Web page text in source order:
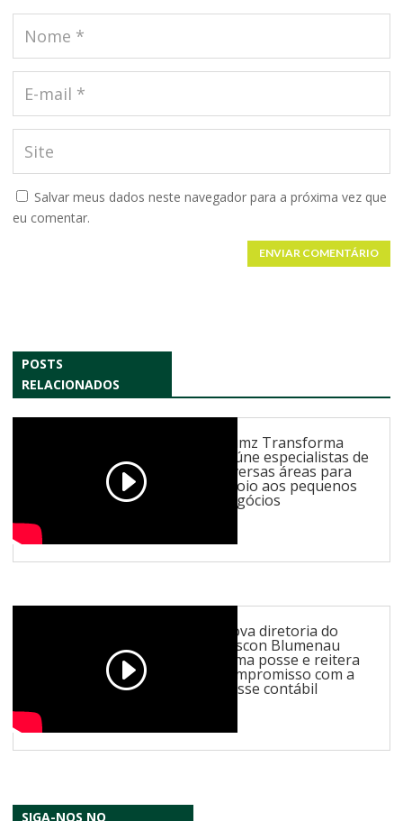
Salvar meus dados neste navegador para a próxima vez que
eu comentar.
ENVIAR COMENTÁRIO
POSTS
RELACIONADOS
Gumz Transforma
reúne especialistas de
diversas áreas para
apoio aos pequenos
negócios
Nova diretoria do
Sescon Blumenau
toma posse e reitera
compromisso com a
classe contábil
SIGA-NOS NO